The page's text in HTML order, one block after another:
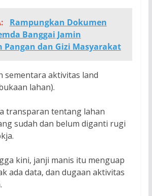
Rampungkan Dokumen
Banggai Jamin
Pangan dan Gizi Masyarakat
sementara aktivitas land
lahan).
transparan tentang lahan
sudah dan belum diganti rugi
kini, janji manis itu menguap
ada data, dan dugaan aktivitas